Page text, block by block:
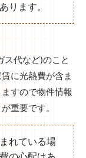
ります。
ス代など)のこと
に光熱費が含ま
すので物件情報
重要です。
れている場